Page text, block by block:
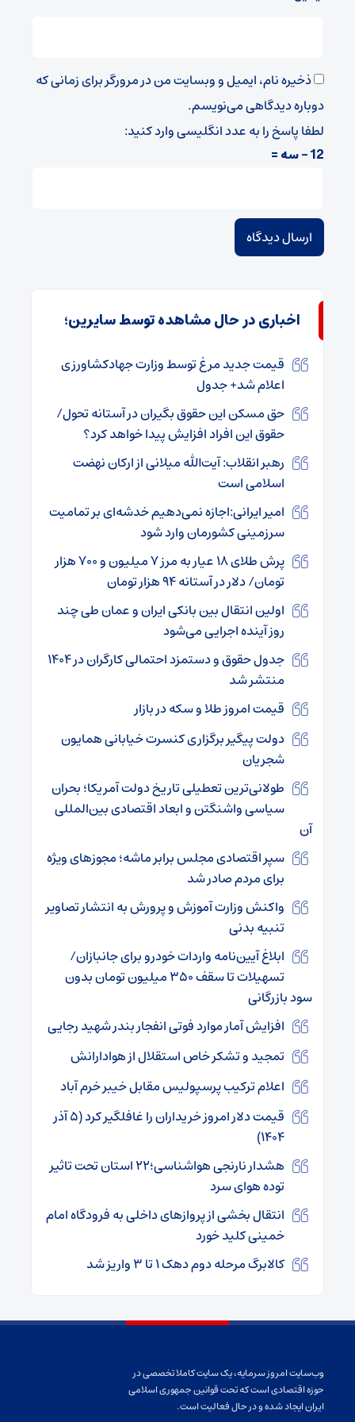
ذخیره نام، ایمیل و وبسایت من در مرورگر برای زمانی که
دوباره دیدگاهی می‌نویسم.
لطفا پاسخ را به عدد انگلیسی وارد کنید:
12 − سه =
اخباری در حال مشاهده توسط سایرین؛
قیمت جدید مرغ توسط وزارت جهادکشاورزی
اعلام شد+ جدول
حق مسکن این حقوق بگیران در آستانه تحول/
حقوق این افراد افزایش پیدا خواهد کرد؟
رهبر انقلاب: آیت‌الله میلانی از ارکان نهضت
اسلامی است
امیر ایرانی:اجازه نمی‌دهیم خدشه‌ای بر تمامیت
سرزمینی‌ کشورمان وارد شود
پرش طلای ۱۸ عیار به مرز ۷ میلیون و ۷۰۰ هزار
تومان/ دلار در آستانه ۹۴ هزار تومان
اولین انتقال بین بانکی ایران و عمان طی چند
روز آینده اجرایی می‌شود
جدول حقوق و دستمزد احتمالی کارگران در ۱۴۰۴
منتشر شد
قیمت امروز طلا و سکه در بازار
دولت پیگیر برگزاری کنسرت خیابانی همایون
شجریان
طولانی‌ترین تعطیلی تاریخ دولت آمریکا؛ بحران
سیاسی واشنگتن و ابعاد اقتصادی بین‌المللی
آن
سپر اقتصادی مجلس برابر ماشه؛ مجوزهای ویژه
برای مردم صادر شد
واکنش وزارت آموزش و پرورش به انتشار تصاویر
تنبیه بدنی
ابلاغ آیین‌نامه واردات خودرو برای جانبازان/
تسهیلات تا سقف ۳۵۰ میلیون تومان بدون
سود بازرگانی
افزایش آمار موارد فوتی انفجار بندر شهید رجایی
تمجید و تشکر خاص استقلال از هوادارانش
اعلام ترکیب پرسپولیس مقابل خیبر خرم آباد
قیمت دلار امروز خریداران را غافلگیر کرد (۵ آذر
۱۴۰۴)
هشدار نارنجی هواشناسی؛۲۲ استان تحت تاثیر
توده هوای سرد
انتقال بخشی از پروازهای داخلی به فرودگاه امام
خمینی کلید خورد
کالابرگ مرحله دوم دهک ۱ تا ۳ واریز شد
وب‌سایت امروز سرمایه، یک سایت کاملا تخصصی در
حوزه اقتصادی است که تحت قوانین جمهوری اسلامی
ایران ایجاد شده و در حال فعالیت است.